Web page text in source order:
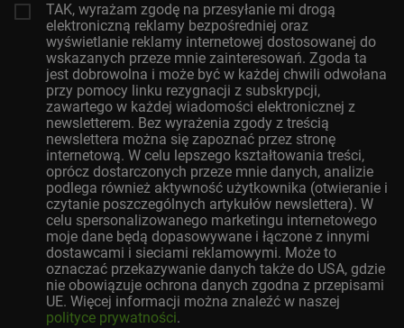
TAK, wyrażam zgodę na przesyłanie mi drogą
elektroniczną reklamy bezpośredniej oraz
wyświetlanie reklamy internetowej dostosowanej do
wskazanych przeze mnie zainteresowań. Zgoda ta
jest dobrowolna i może być w każdej chwili odwołana
przy pomocy linku rezygnacji z subskrypcji,
zawartego w każdej wiadomości elektronicznej z
newsletterem. Bez wyrażenia zgody z treścią
newslettera można się zapoznać przez stronę
internetową. W celu lepszego kształtowania treści,
oprócz dostarczonych przeze mnie danych, analizie
podlega również aktywność użytkownika (otwieranie i
czytanie poszczególnych artykułów newslettera). W
celu spersonalizowanego marketingu internetowego
moje dane będą dopasowywane i łączone z innymi
dostawcami i sieciami reklamowymi. Może to
oznaczać przekazywanie danych także do USA, gdzie
nie obowiązuje ochrona danych zgodna z przepisami
UE. Więcej informacji można znaleźć w naszej
polityce prywatności.